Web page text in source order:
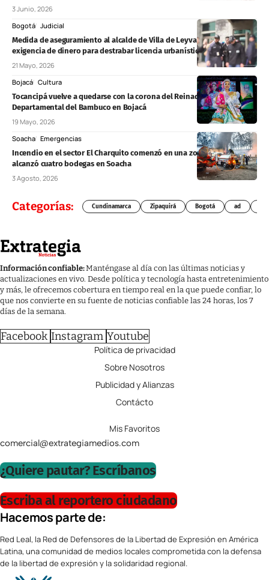
3 Junio, 2026
Bogotá Judicial
Medida de aseguramiento al alcalde de Villa de Leyva por presunta
exigencia de dinero para destrabar licencia urbanística
21 Mayo, 2026
Bojacá Cultura
Tocancipá vuelve a quedarse con la corona del Reinado
Departamental del Bambuco en Bojacá
19 Mayo, 2026
Soacha Emergencias
Incendio en el sector El Charquito comenzó en una zona forestal y
alcanzó cuatro bodegas en Soacha
3 Agosto, 2026
Categorías: Cundinamarca Zipaquirá Bogotá ad
Información confiable:Manténgase al día con las últimas noticias y
actualizaciones en vivo. Desde política y tecnología hasta entretenimiento
y más, le ofrecemos cobertura en tiempo real en la que puede confiar, lo
que nos convierte en su fuente de noticias confiable las 24 horas, los 7
días de la semana.
Facebook Instagram Youtube
Política de privacidad
Sobre Nosotros
Publicidad y Alianzas
Contácto
Mis Favoritos
comercial@extrategiamedios.com
¿Quiere pautar? Escríbanos
Escriba al reportero ciudadano
Hacemos parte de:
Red Leal, la Red de Defensores de la Libertad de Expresión en América
Latina, una comunidad de medios locales comprometida con la defensa
de la libertad de expresión y la solidaridad regional.